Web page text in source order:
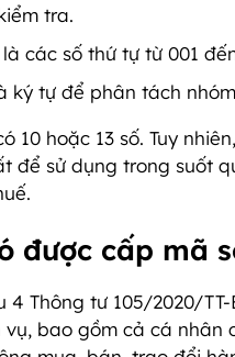
tra.
là các số thứ tự từ 001
tự để phân tách
10 hoặc 13 số. Tuy
để sử dụng trong suốt
được cấp mã
4 Thông tư 105/2020/
bao gồm cả cá